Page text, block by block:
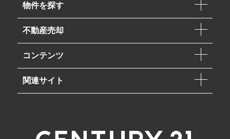
物件を探す
不動産売却
コンテンツ
関連サイト